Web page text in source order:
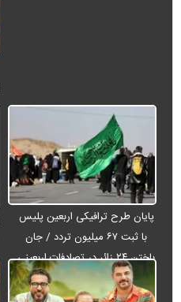
پایان طرح ترافیکی اربعین پلیس
با ثبت ۶۷ میلیون تردد / جان
باختن ۲۴ زائر در تصادفات اربعینی